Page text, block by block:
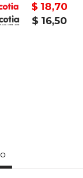
$ 18,70
$ 16,50